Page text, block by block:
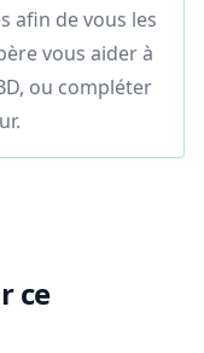
afin de vous les
vous aider à
ou compléter
ce